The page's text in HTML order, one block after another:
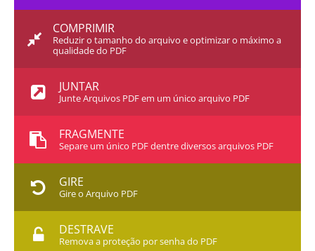
COMPRIMIR
Reduzir o tamanho do arquivo e optimizar o máximo a
qualidade do PDF
JUNTAR
Junte Arquivos PDF em um único arquivo PDF
FRAGMENTE
Separe um único PDF dentre diversos arquivos PDF
GIRE
Gire o Arquivo PDF
DESTRAVE
Remova a proteção por senha do PDF